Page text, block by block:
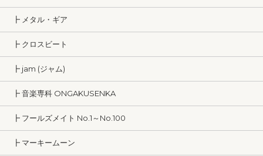
┣ メタル・ギア
┣ クロスビート
┣ jam (ジャム)
┣ 音楽専科 ONGAKUSENKA
┣ フールズメイト No.1～No.100
┣ マーキームーン